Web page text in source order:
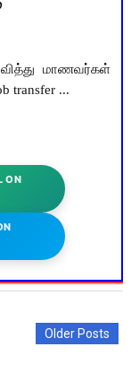
மாணவர்கள்
transfer ...
ON
Older Posts